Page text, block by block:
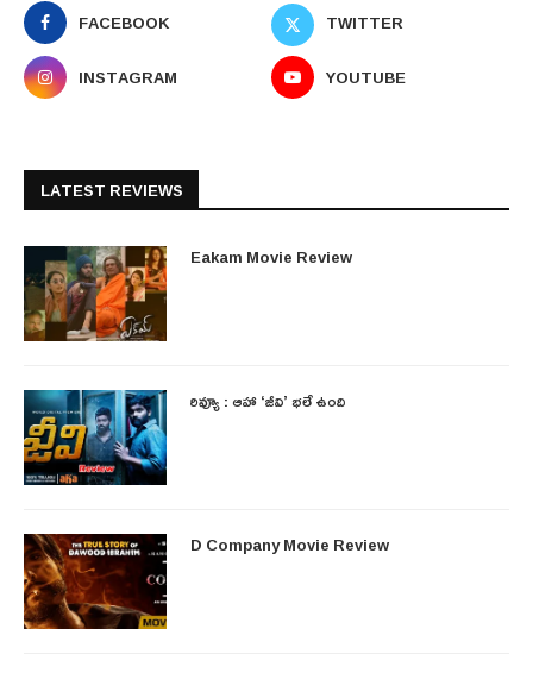
FACEBOOK
TWITTER
INSTAGRAM
YOUTUBE
LATEST REVIEWS
Eakam Movie Review
రివ్యూ : ఆహా ‘జీవి’ భలే ఉంది
D Company Movie Review